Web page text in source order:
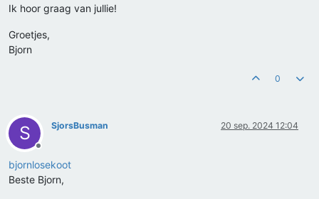
Ik hoor graag van jullie!
Groetjes,
Bjorn
0
S
Offline
SjorsBusman 20 sep. 2024 12:04
bjornlosekoot
Beste Bjorn,